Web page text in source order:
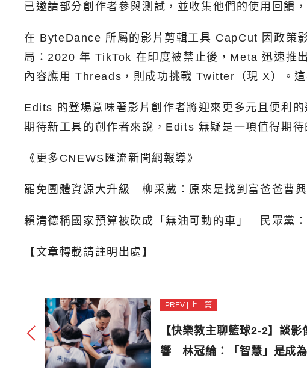
已邀請部分創作者參與測試，並收集他們的使用回饋
在 ByteDance 所屬的影片剪輯工具 CapCut 因政策
局：2020 年 TikTok 在印度被禁止後，Meta 迅速
內容應用 Threads，則成功挑戰 Twitter（現 X）。
Edits 的登場意味著影片創作者將迎來更多元且便利
期待新工具的創作者來說，Edits 無疑是一項值得期待
《更多CNEWS匯流新聞網報導》
罷免團體資源大升級 柳采葳：原來是找到富爸爸曹
賴清德稱國家預算被砍成「無油可動的車」 民眾黨
【文章轉載請註明出處】
PREV | 上一篇
【快樂教主聊籃球2-2】談影
響 林冠綸：「智慧」是成